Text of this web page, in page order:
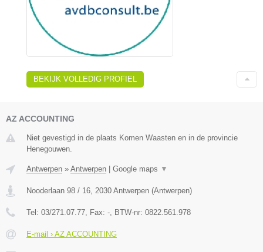
BEKIJK VOLLEDIG PROFIEL
AZ ACCOUNTING
Niet gevestigd in de plaats Komen Waasten en in de provincie
Henegouwen.
Antwerpen » Antwerpen | Google maps ▼
Nooderlaan 98 / 16 2030 Antwerpen (Antwerpen)
Tel: 03/271.07.77 , Fax: - , BTW-nr: 0822.561.978
E-mail › AZ ACCOUNTING